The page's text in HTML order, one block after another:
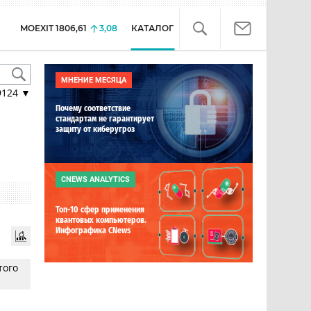
MOEXIT 1806,61 3,08 КАТАЛОГ
▼
МНЕНИЕ МЕСЯЦА
Почему соответствие
стандартам не гарантирует
защиту от киберугроз
CNEWS ANALYTICS
Топ-10 сфер применения
квантовых компьютеров.
Инфографика CNews